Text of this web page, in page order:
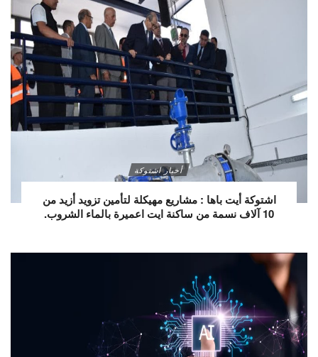
أخبار اشتوكة
اشتوكة أيت باها : مشاريع مهيكلة لتأمين تزويد أزيد من
10 آلاف نسمة من ساكنة ايت اعميرة بالماء الشروب.